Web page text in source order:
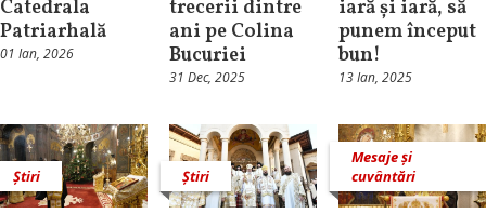
Catedrala
Patriarhală
01 Ian, 2026
trecerii dintre
ani pe Colina
Bucuriei
31 Dec, 2025
iară și iară, să
punem început
bun!
13 Ian, 2025
Știri Știri
Mesaje și
cuvântări